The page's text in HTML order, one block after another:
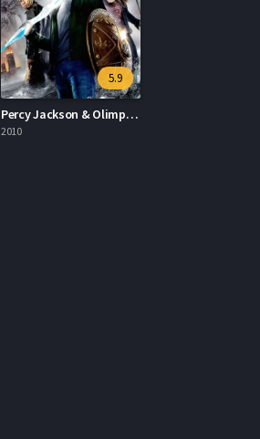
5.9
Percy Jackson & Olimposlular: Şimşek Hırsızı 2010 İzle
2010